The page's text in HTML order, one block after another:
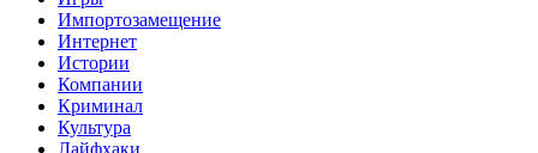
Импортозамещение
Интернет
Истории
Компании
Криминал
Культура
Лайфхаки